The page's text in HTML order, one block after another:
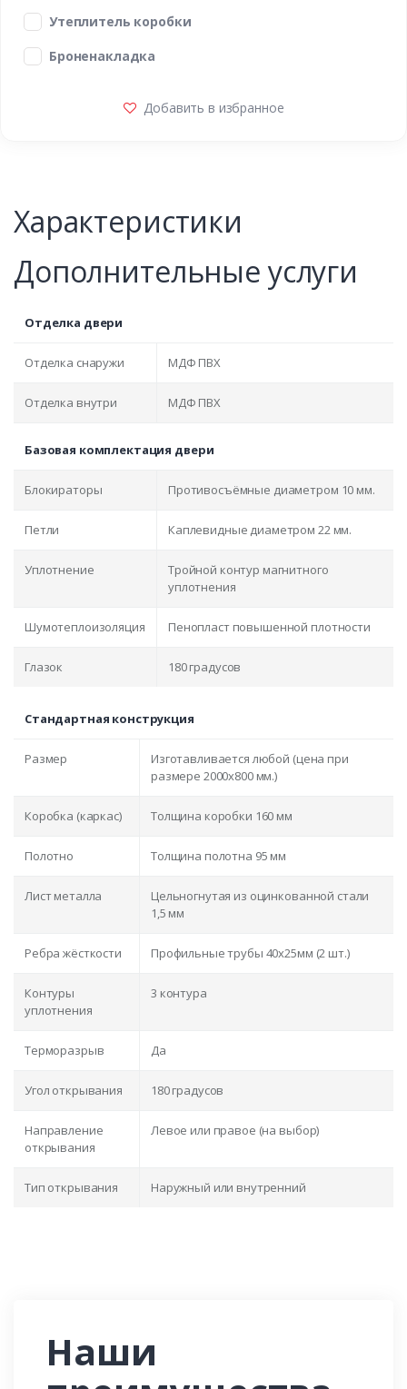
Утеплитель коробки
Броненакладка
Добавить в избранное
Характеристики
Дополнительные услуги
Отделка двери
Отделка снаружи МДФ ПВХ
Отделка внутри МДФ ПВХ
Базовая комплектация двери
Блокираторы Противосъёмные диаметром 10 мм.
Петли Каплевидные диаметром 22 мм.
Уплотнение
Тройной контур магнитного
уплотнения
Шумотеплоизоляция Пенопласт повышенной плотности
Глазок 180 градусов
Стандартная конструкция
Размер
Изготавливается любой (цена при
размере 2000x800 мм.)
Коробка (каркас) Толщина коробки 160 мм
Полотно Толщина полотна 95 мм
Лист металла
Цельногнутая из оцинкованной стали
1,5 мм
Ребра жёсткости Профильные трубы 40х25мм (2 шт.)
Контуры
уплотнения
3 контура
Терморазрыв Да
Угол открывания 180 градусов
Направление
открывания
Левое или правое (на выбор)
Тип открывания Наружный или внутренний
Наши